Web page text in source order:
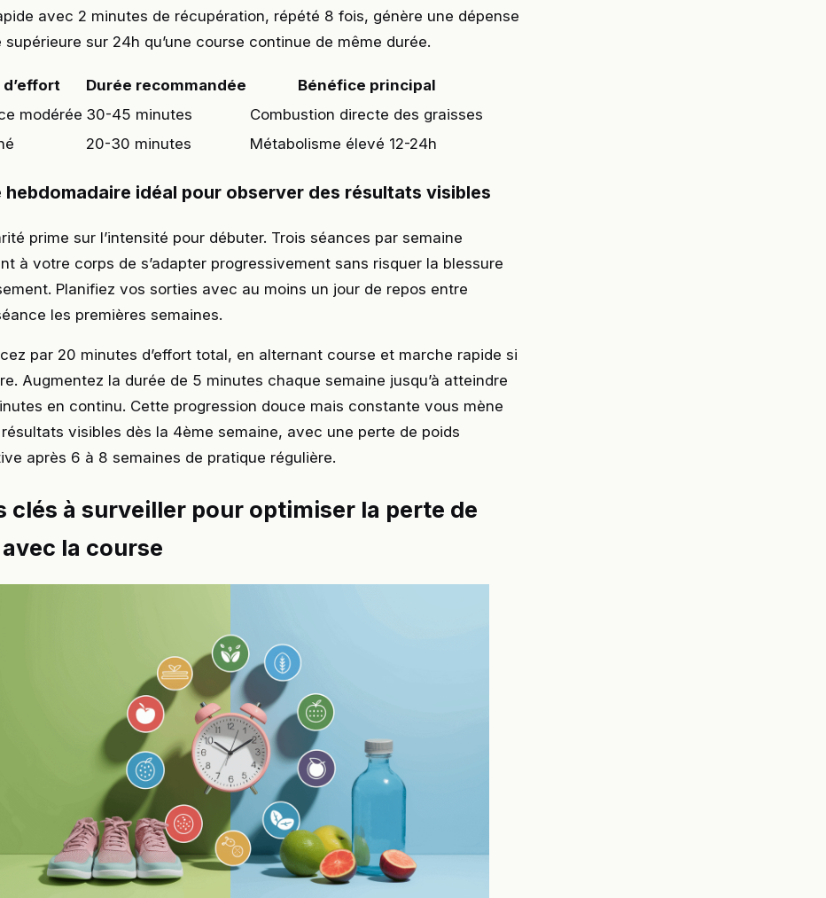
avec 2 minutes de récupération, répété 8 fois, génère une dépense
supérieure sur 24h qu’une course continue de même durée.
d’effort Durée recommandée
Bénéfice principal
modérée 30-45 minutes
Combustion directe des graisses
20-30 minutes Métabolisme élevé 12-24h
hebdomadaire idéal pour observer des résultats visibles
prime sur l’intensité pour débuter. Trois séances par semaine
à votre corps de s’adapter progressivement sans risquer la blessure
Planifiez vos sorties avec au moins un jour de repos entre
les premières semaines.
par 20 minutes d’effort total, en alternant course et marche rapide si
Augmentez la durée de 5 minutes chaque semaine jusqu’à atteindre
en continu. Cette progression douce mais constante vous mène
visibles dès la 4ème semaine, avec une perte de poids
après 6 à 8 semaines de pratique régulière.
clés à surveiller pour optimiser la perte de
la course